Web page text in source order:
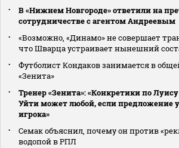
В «Нижнем Новгороде» ответили на
сотрудничестве с агентом Андреевым
«Возможно, «Динамо» не совершает
что Шварца устраивает нынешний
Футболист Кондаков занимается в
«Зенита»
Тренер «Зенита»: «Конкретики по
Уйти может любой, если предложение
игрока»
Семак объяснил, почему он против
водопой в РПЛ